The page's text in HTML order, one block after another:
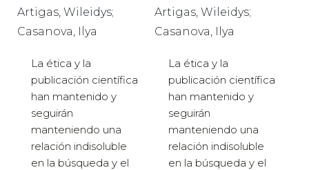
Artigas, Wileidys;
Casanova, Ilya
La ética y la
publicación científica
han mantenido y
seguirán
manteniendo una
relación indisoluble
en la búsqueda y el
Artigas, Wileidys;
Casanova, Ilya
La ética y la
publicación científica
han mantenido y
seguirán
manteniendo una
relación indisoluble
en la búsqueda y el